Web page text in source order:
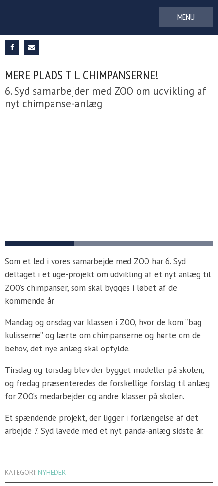
MERE PLADS TIL CHIMPANSERNE!
6. Syd samarbejder med ZOO om udvikling af
nyt chimpanse-anlæg
Som et led i vores samarbejde med ZOO har 6. Syd
deltaget i et uge-projekt om udvikling af et nyt anlæg til
ZOO’s chimpanser, som skal bygges i løbet af de
kommende år.
Mandag og onsdag var klassen i ZOO, hvor de kom “bag
kulisserne” og lærte om chimpanserne og hørte om de
behov, det nye anlæg skal opfylde.
Tirsdag og torsdag blev der bygget modeller på skolen,
og fredag præsenteredes de forskellige forslag til anlæg
for ZOO’s medarbejder og andre klasser på skolen.
Et spændende projekt, der ligger i forlængelse af det
arbejde 7. Syd lavede med et nyt panda-anlæg sidste år.
KATEGORI: NYHEDER